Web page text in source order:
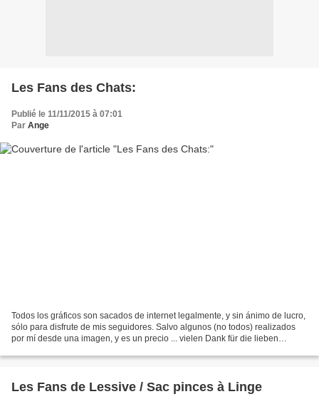
Les Fans des Chats:
Publié le 11/11/2015 à 07:01
Par Ange
Todos los gráficos son sacados de internet legalmente, y sin ánimo de lucro,
sólo para disfrute de mis seguidores. Salvo algunos (no todos) realizados
por mí desde una imagen, y es un precio ... vielen Dank für die lieben
Les Fans de Lessive / Sac pinces à Linge